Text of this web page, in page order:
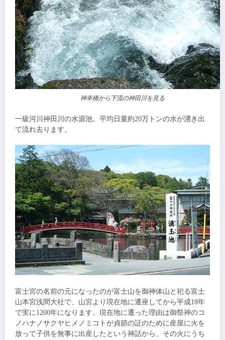
神幸橋から下流の神田川を見る
一級河川神田川の水源池。平均日量約20万トンの水が湧き出
て流れ去ります。
富士宮の名前の元になったのが富士山を御神体山と祀る富士
山本宮浅間大社で、山宮より現在地に遷座してから平成18年
で実に1200年になります。現在地に遷った理由は御祭神のコ
ノハナノサクヤヒメノミコトが貞節の証のために産屋に火を
放って子供を無事に出産したという神話から、その火にうち